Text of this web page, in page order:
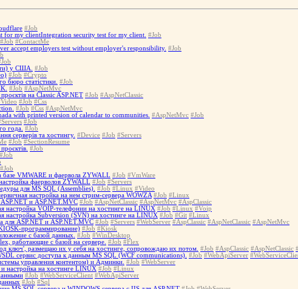
#Job
for my clientIntegration security test for my client. #Job
#Job #ContactMe
accept employers test without employer's responsibility. #Job
у США.
#Job
#Job #Crypto
бюро статістики. #Job
#Job #AspNetMvc
на Classic ASP.NET #Job #AspNetClassic
#Job #Css
#Job #Css #AspNetMvc
with printed version of calendar to communities. #AspNetMvc #Job
#Job
года. #Job
серверів та хостингу. #Device #Job #Servers
#Job #SectionResume
#Job
#Job
#Job
базе VMWARE и фаервола ZYWALL #Job #VmWare
фаерволов ZYWALL #Job #Servers
для MS SQL (Assemblies). #Job #Linux #Video
настройка на нем стрим-сервера WOWZA #Job #Linux
и ASP.NET.MVC #Job #AspNetClassic #AspNetMvc #AspClassic
настройка VOIP-телефонии на хостинге на LINUX #Job #Linux #Voip
настройка Subversion (SVN) на хостинге на LINUX #Job #Git #Linux
для ASP.NET и ASP.NET.MVC #Job #Servers #WebServer #AspClassic #AspNetClassic #AspNetMvc
программирование) #Job #Kiosk
с базой данных. #Job #WinDesktop
работающие с базой на сервере. #Job #Flex
ключ', размещаю их у себя на хостинге, сопровождаю их потом. #Job #AspClassic #AspNetClassic
сервис доступа к данным MS SQL (WCF communications). #Job #WebApiServer
управления контентом) и Админки. #Job #WebServer
и настройка на хостинге LINUX #Job #Linux
#Job #WebServiceClient #WebApiServer
#Job #Sql